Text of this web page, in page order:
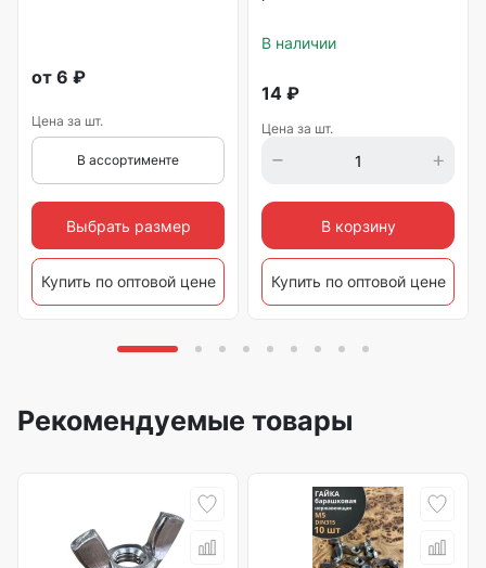
от 6 ₽
Цена за шт.
В ассортименте
Выбрать размер
Купить по оптовой цене
В наличии
14 ₽
Цена за шт.
В корзину
Купить по оптовой цене
Рекомендуемые товары